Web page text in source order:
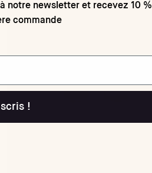
notre newsletter et recevez 10 %
commande
!